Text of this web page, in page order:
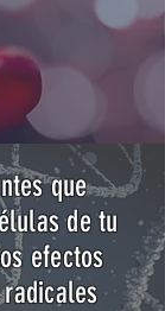
que
de tu
efectos